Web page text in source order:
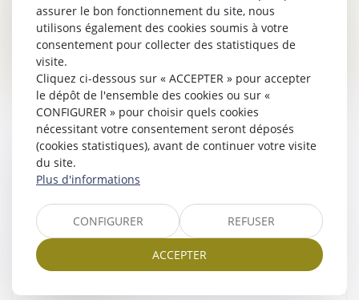
lui-même des compétenc...
Lire la suite
TRANSPORT ROUTIER : PRÉAVIS ET
RUPTURE BRUTALE DES RELATIONS
Droit commercial
Par cet arrêt, la Chambre commerciale apporte une
précision importante sur l'articulation entre le régime
de la rupture brutale des relations commerciales
assurer le bon fonctionnement du site, nous
utilisons également des cookies soumis à votre
consentement pour collecter des statistiques de
visite.
Cliquez ci-dessous sur « ACCEPTER » pour accepter
le dépôt de l'ensemble des cookies ou sur «
CONFIGURER » pour choisir quels cookies
nécessitant votre consentement seront déposés
(cookies statistiques), avant de continuer votre visite
du site.
Plus d'informations
CONFIGURER REFUSER
ACCEPTER